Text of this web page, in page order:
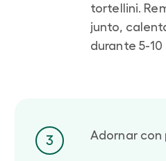
tortellini.
junto,
durante 5-
3 Adornar con